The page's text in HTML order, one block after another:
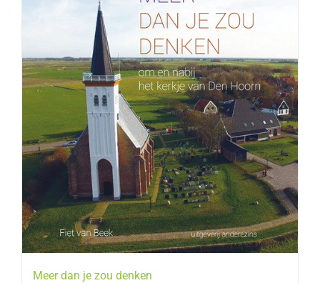
Meer dan je zou denken